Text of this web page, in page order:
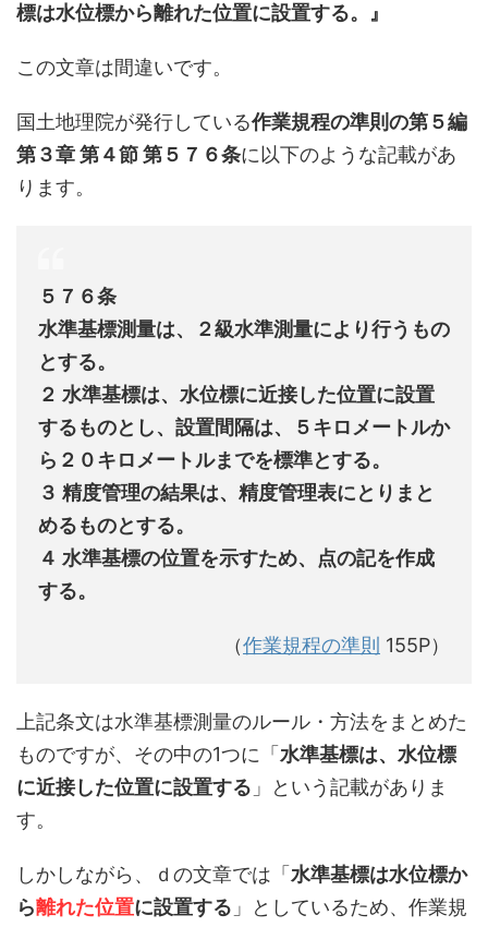
標は水位標から離れた位置に設置する。』
この文章は間違いです。
国土地理院が発行している作業規程の準則の第５編
第３章 第４節 第５７６条に以下のような記載があ
ります。
５７６条
水準基標測量は、２級水準測量により行うもの
とする。
２ 水準基標は、水位標に近接した位置に設置
するものとし、設置間隔は、５キロメートルか
ら２０キロメートルまでを標準とする。
３ 精度管理の結果は、精度管理表にとりまと
めるものとする。
４ 水準基標の位置を示すため、点の記を作成
する。
（作業規程の準則 155P）
上記条文は水準基標測量のルール・方法をまとめた
ものですが、その中の1つに「 水準基標は、水位標
に近接した位置に設置する 」という記載がありま
す。
しかしながら、ｄの文章では「 水準基標は水位標か
ら離れた位置に設置する 」としているため、作業規